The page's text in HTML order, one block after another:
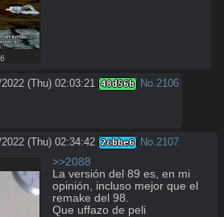
(Thu) 02:03:21 48d56b No. 2106
(Thu) 02:34:42 2cbbe6 No. 2107
>>2088
La versión del 89 es, en mi
opinión, incluso mejor que el
remake del 98.
Que uffazo de peli